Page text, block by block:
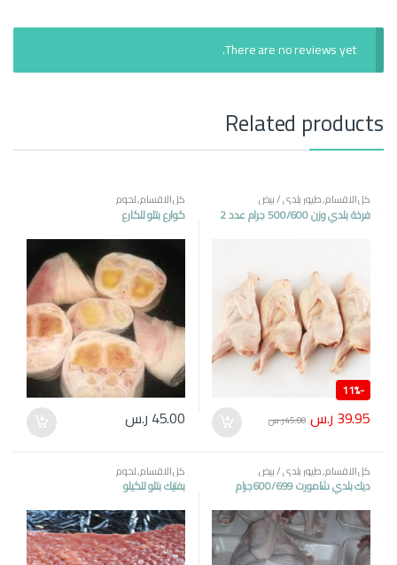
There are no reviews yet.
Related products
كل الاقسام,طيور بلدي / بيض
فرخة بلدي وزن 500/600 جرام عدد 2
-
11%
39.95 ر.س 45.00ر.س
كل الاقسام,لحوم
كوارع بتلو للكارع
45.00 ر.س
كل الاقسام,طيور بلدي / بيض
ديك بلدي شامورت 600/699جرام
كل الاقسام,لحوم
بفتيك بتلو للكيلو